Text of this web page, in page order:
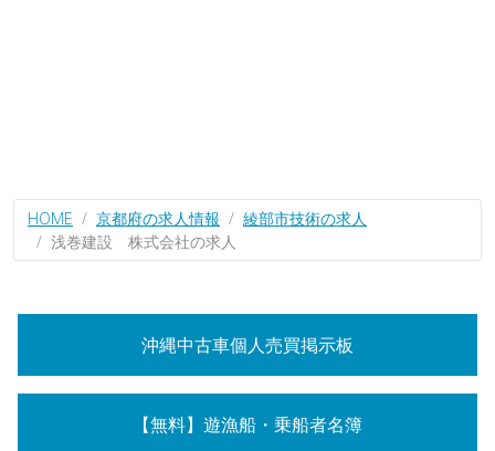
HOME 京都府の求人情報
綾部市技術の求人
浅巻建設 株式会社の求人
沖縄中古車個人売買掲示板
【無料】遊漁船・乗船者名簿